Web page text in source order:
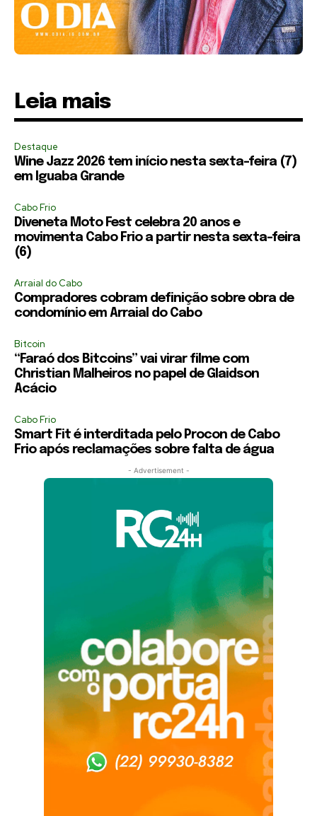
Leia mais
Destaque
Wine Jazz 2026 tem início nesta sexta-feira (7)
em Iguaba Grande
Cabo Frio
Diveneta Moto Fest celebra 20 anos e
movimenta Cabo Frio a partir nesta sexta-feira
(6)
Arraial do Cabo
Compradores cobram definição sobre obra de
condomínio em Arraial do Cabo
Bitcoin
“Faraó dos Bitcoins” vai virar filme com
Christian Malheiros no papel de Glaidson
Acácio
Cabo Frio
Smart Fit é interditada pelo Procon de Cabo
Frio após reclamações sobre falta de água
- Advertisement -